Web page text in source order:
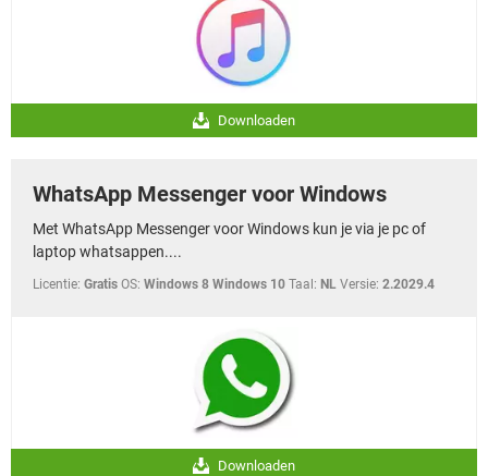
Downloaden
WhatsApp Messenger voor Windows
Met WhatsApp Messenger voor Windows kun je via je pc of
laptop whatsappen....
Licentie: Gratis OS: Windows 8 Windows 10 Taal: NL Versie: 2.2029.4
Downloaden